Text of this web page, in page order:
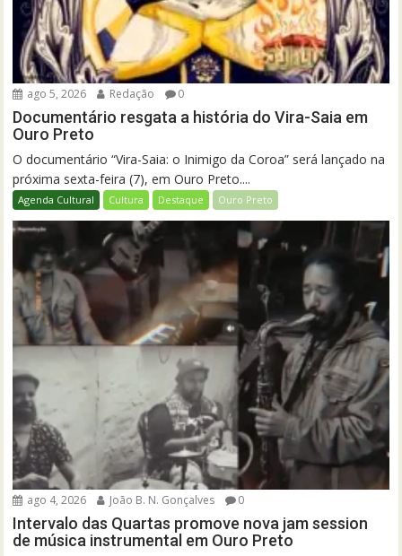
ago 5, 2026 Redação 0
Documentário resgata a história do Vira-Saia em
Ouro Preto
O documentário “Vira-Saia: o Inimigo da Coroa” será lançado na
próxima sexta-feira (7), em Ouro Preto....
Agenda Cultural Cultura Destaque Ouro Preto
ago 4, 2026 João B. N. Gonçalves 0
Intervalo das Quartas promove nova jam session
de música instrumental em Ouro Preto